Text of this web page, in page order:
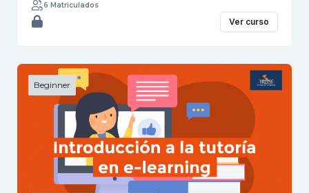
6 Matriculados
Ver curso
Beginner